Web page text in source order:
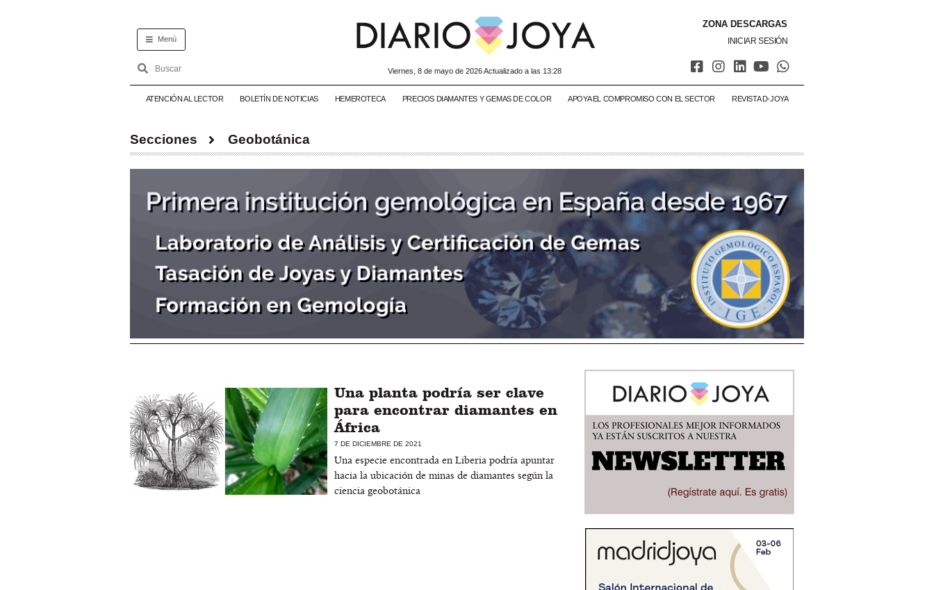
Menú
viernes, 8 de mayo de 2026 Actualizado a las 13:28
ZONA DESCARGAS
INICIAR SESIÓN
ATENCIÓN AL LECTOR BOLETÍN DE NOTICIAS HEMEROTECA PRECIOS DIAMANTES Y GEMAS DE COLOR APOYA EL COMPROMISO CON EL SECTOR REVISTA D-JOYA
Secciones Geobotánica
Una planta podría ser clave
para encontrar diamantes en
África
7 DE DICIEMBRE DE 2021
Una especie encontrada en Liberia podría apuntar
hacia la ubicación de minas de diamantes según la
ciencia geobotánica